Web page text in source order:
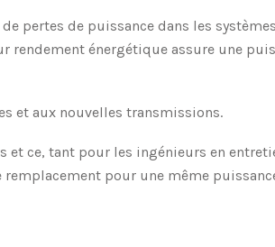
pertes de puissance dans les
énergétique assure une
et aux nouvelles transmissions.
et ce, tant pour les ingénieurs en
pour une même